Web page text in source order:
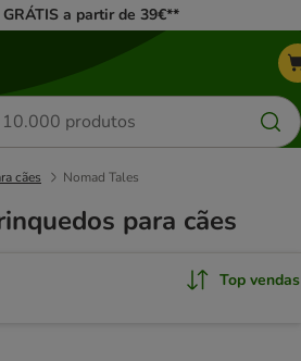
GRÁTIS a partir de 39€**
cães Nomad Tales
para cães
Top vendas